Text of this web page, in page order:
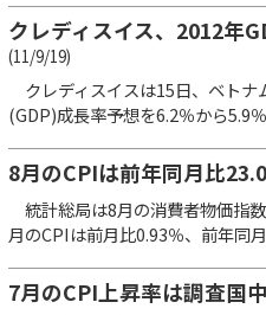
クレディスイス、2012年
(11/9/19)
クレディスイスは15日、ベト
(GDP)成長率予想を6.2％から5.9
8月のCPIは前年同月比
統計総局は8月の消費者物価指
月のCPIは前月比0.93％、前年同
7月のCPI上昇率は調査国